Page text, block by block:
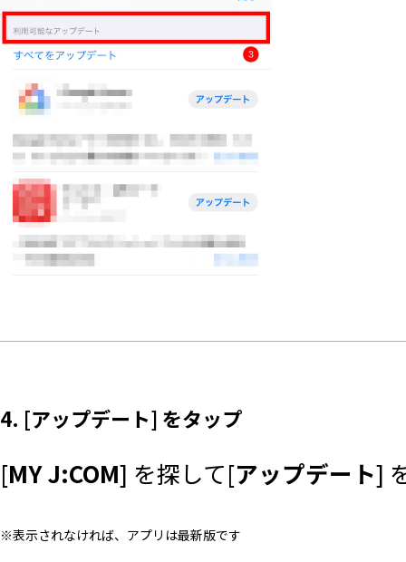
4. [アップデート] をタップ
[MY J:COM] を探して[アップデート]
※表示されなければ、アプリは最新版です